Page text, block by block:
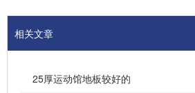
相关文章
25厚运动馆地板较好的